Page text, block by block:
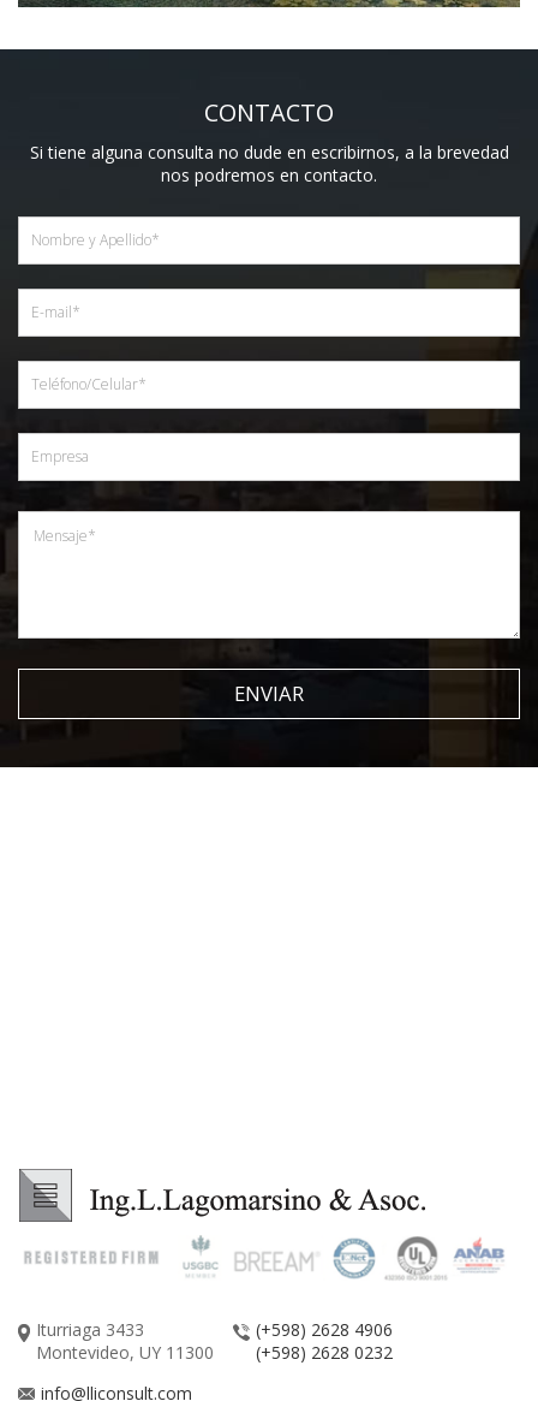
CONTACTO
Si tiene alguna consulta no dude en escribirnos, a la brevedad
nos podremos en contacto.
ENVIAR
Iturriaga 3433
Montevideo, UY 11300
(+598) 2628 4906
(+598) 2628 0232
info@lliconsult.com